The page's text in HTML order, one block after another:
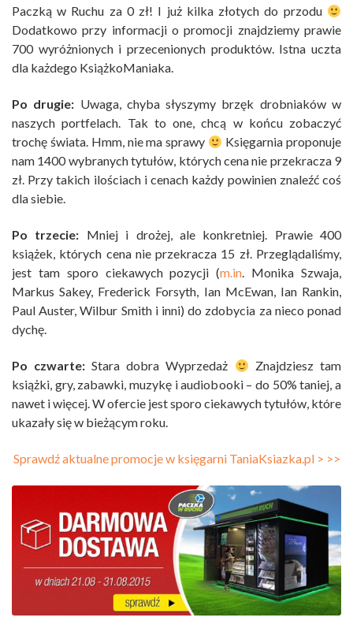
Paczką w Ruchu za 0 zł! I już kilka złotych do przodu
Dodatkowo przy informacji o promocji znajdziemy prawie
700 wyróżnionych i przecenionych produktów. Istna uczta
dla każdego KsiążkoManiaka.
Po drugie: Uwaga, chyba słyszymy brzęk drobniaków w
naszych portfelach. Tak to one, chcą w końcu zobaczyć
trochę świata. Hmm, nie ma sprawy
Księgarnia proponuje
nam 1400 wybranych tytułów, których cena nie przekracza 9
zł. Przy takich ilościach i cenach każdy powinien znaleźć coś
dla siebie.
Po trzecie: Mniej i drożej, ale konkretniej. Prawie 400
książek, których cena nie przekracza 15 zł. Przeglądaliśmy,
jest tam sporo ciekawych pozycji (m.in. Monika Szwaja,
Markus Sakey, Frederick Forsyth, Ian McEwan, Ian Rankin,
Paul Auster, Wilbur Smith i inni) do zdobycia za nieco ponad
dychę.
Po czwarte: Stara dobra Wyprzedaż
Znajdziesz tam
książki, gry, zabawki, muzykę i audiobooki – do 50% taniej, a
nawet i więcej. W ofercie jest sporo ciekawych tytułów, które
ukazały się w bieżącym roku.
Sprawdź aktualne promocje w księgarni TaniaKsiazka.pl > >>